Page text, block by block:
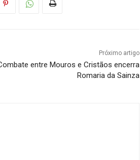
Próximo artigo
entre Mouros e Cristãos encerra
Romaria da Sainza